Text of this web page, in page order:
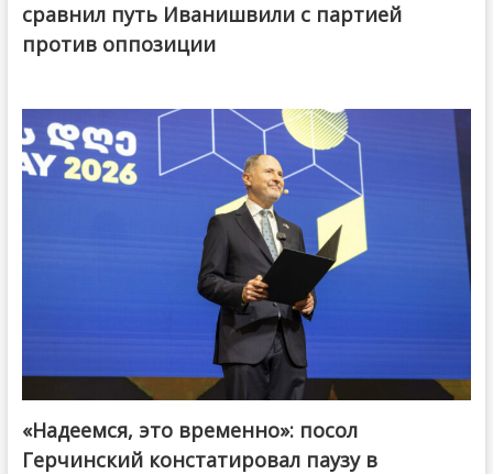
сравнил путь Иванишвили с партией
против оппозиции
«Надеемся, это временно»: посол
Герчинский констатировал паузу в